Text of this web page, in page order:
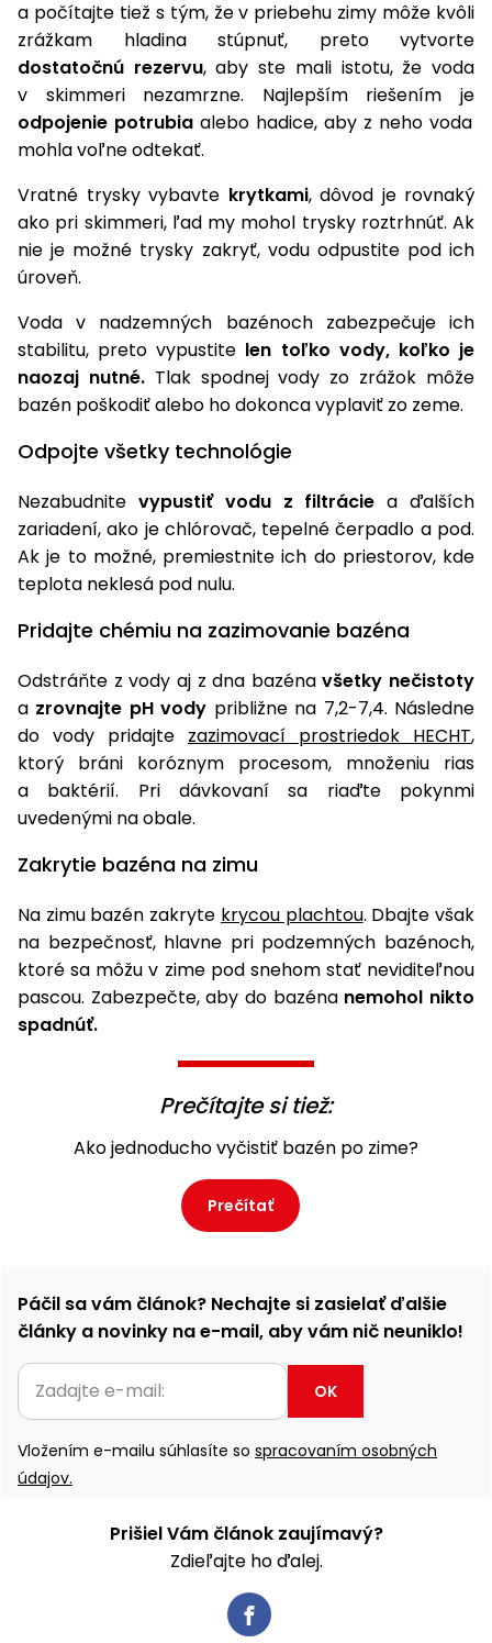
Odhŕňače
a lopaty
na sneh
Postrekovače
a rosiče
Príslušenstvo
a počítajte tiež s tým, že v priebehu zimy môže kvôli
zrážkam hladina stúpnuť, preto vytvorte
dostatočnú rezervu, aby ste mali istotu, že voda
v skimmeri nezamrzne. Najlepším riešením je
odpojenie potrubia alebo hadice, aby z neho voda
mohla voľne odtekať.
Vratné trysky vybavte krytkami, dôvod je rovnaký
ako pri skimmeri, ľad my mohol trysky roztrhnúť. Ak
nie je možné trysky zakryť, vodu odpustite pod ich
úroveň.
Voda v nadzemných bazénoch zabezpečuje ich
stabilitu, preto vypustite len toľko vody, koľko je
naozaj nutné.Tlak spodnej vody zo zrážok môže
bazén poškodiť alebo ho dokonca vyplaviť zo zeme.
Odpojte všetky technológie
Nezabudnite vypustiť vodu z filtrácie a ďalších
zariadení, ako je chlórovač, tepelné čerpadlo a pod.
Ak je to možné, premiestnite ich do priestorov, kde
teplota neklesá pod nulu.
Pridajte chémiu na zazimovanie bazéna
Odstráňte z vody aj z dna bazénavšetky nečistoty
a zrovnajte pH vody približne na 7,2-7,4. Následne
do vody pridajte zazimovací prostriedok HECHT,
ktorý bráni koróznym procesom, množeniu rias
a baktérií. Pri dávkovaní sa riaďte pokynmi
uvedenými na obale.
Zakrytie bazéna na zimu
Na zimu bazén zakryte krycou plachtou. Dbajte však
na bezpečnosť, hlavne pri podzemných bazénoch,
ktoré sa môžu v zime pod snehom stať neviditeľnou
pascou. Zabezpečte, aby do bazéna nemohol nikto
spadnúť.
Prečítajte si tiež:
Ako jednoducho vyčistiť bazén po zime?
Prečítať
Páčil sa vám článok? Nechajte si zasielať ďalšie
články a novinky na e-mail, aby vám nič neuniklo!
OK
Vložením e-mailu súhlasíte so spracovaním osobných
údajov.
Prišiel Vám článok zaujímavý?
Zdieľajte ho ďalej.